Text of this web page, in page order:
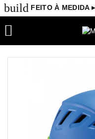
build FEITO À MEDIDA
